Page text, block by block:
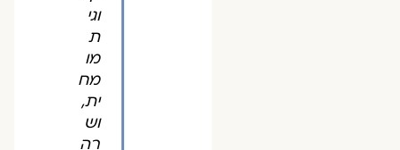
וגי
ת
מו
מח
ית,
וש
רה